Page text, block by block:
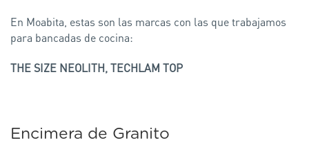
En Moabita, estas son las marcas con las que trabajamos
para bancadas de cocina:
THE SIZE NEOLITH, TECHLAM TOP
Encimera de Granito